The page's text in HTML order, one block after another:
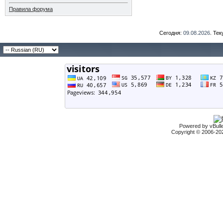
Правила форума
Сегодня: 09.08.2026.
Powered by
Copyright © 2006-